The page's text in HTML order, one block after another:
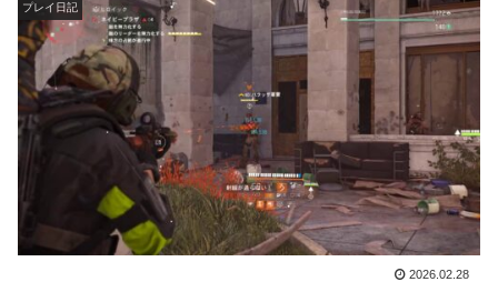
プレイ日記
2026.02.28